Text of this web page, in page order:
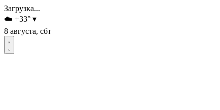
Загрузка...
☁️ +33° ▾
8 августа, сбт